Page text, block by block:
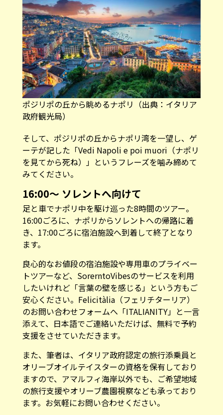
ポジリポの丘から眺めるナポリ（出典：イタリア
政府観光局）
そして、ポジリポの丘からナポリ湾を一望し、ゲ
ーテが記した「Vedi Napoli e poi muori（ナポリ
を見てから死ね）」というフレーズを噛み締めて
みてください。
16:00〜 ソレントへ向けて
足と車でナポリ中を駆け巡った8時間のツアー。
16:00ごろに、ナポリからソレントへの帰路に着
き、17:00ごろに宿泊施設へ到着して終了となり
ます。
良心的なお値段の宿泊施設や専用車のプライベー
トツアーなど、SorerntoVibesのサービスを利用
したいけれど「言葉の壁を感じる」という方もご
安心ください。 Felicitàlia（フェリチターリア）
のお問い合わせフォームへ「ITALIANITY」と一言
添えて、日本語でご連絡いただけば、無料で予約
支援をさせていただきます。
また、筆者は、イタリア政府認定の旅行添乗員と
オリーブオイルテイスターの資格を保有しており
ますので、アマルフィ海岸以外でも、ご希望地域
の旅行支援やオリーブ農園視察なども承っており
ます。お気軽にお問い合わせください。